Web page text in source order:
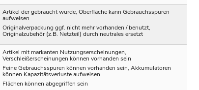
Artikel der gebraucht wurde, Oberfläche kann Gebrauchsspuren
aufweisen
Originalverpackung ggf. nicht mehr vorhanden / benutzt,
Originalzubehör (z.B. Netzteil) durch neutrales ersetzt
Artikel mit markanten Nutzungserscheinungen,
Verschleißerscheinungen können vorhanden sein
Feine Gebrauchsspuren können vorhanden sein, Akkumulatoren
können Kapazitätsverluste aufweisen
Flächen können abgegriffen sein